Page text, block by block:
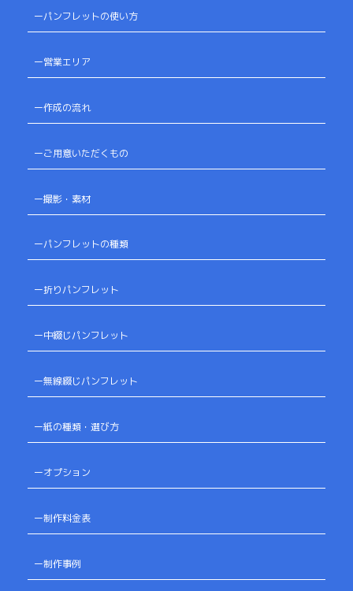
ーパンフレットの使い方
ー営業エリア
ー作成の流れ
ーご用意いただくもの
ー撮影・素材
ーパンフレットの種類
ー折りパンフレット
ー中綴じパンフレット
ー無線綴じパンフレット
ー紙の種類・選び方
ーオプション
ー制作料金表
ー制作事例